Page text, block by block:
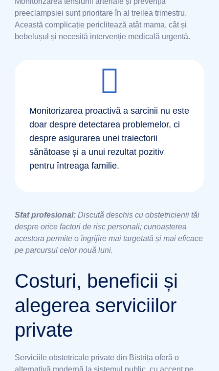
preeclampsiei sunt prioritare în al treilea trimestru.
Această complicație periclitează atât mama, cât și
bebelușul și necesită intervenție medicală urgentă.
Monitorizarea proactivă a sarcinii nu este
doar despre detectarea problemelor, ci
despre asigurarea unei traiectorii
sănătoase și a unui rezultat pozitiv
pentru întreaga familie.
Sfat profesional: Discută deschis cu obstetricienii tăi
despre orice factori de risc personali; cunoașterea
acestora permite o îngrijire mai targetată și mai eficace
pe parcursul celor nouă luni.
Costuri, beneficii și
alegerea serviciilor
private
Serviciile obstetricale private din Bistrița oferă o